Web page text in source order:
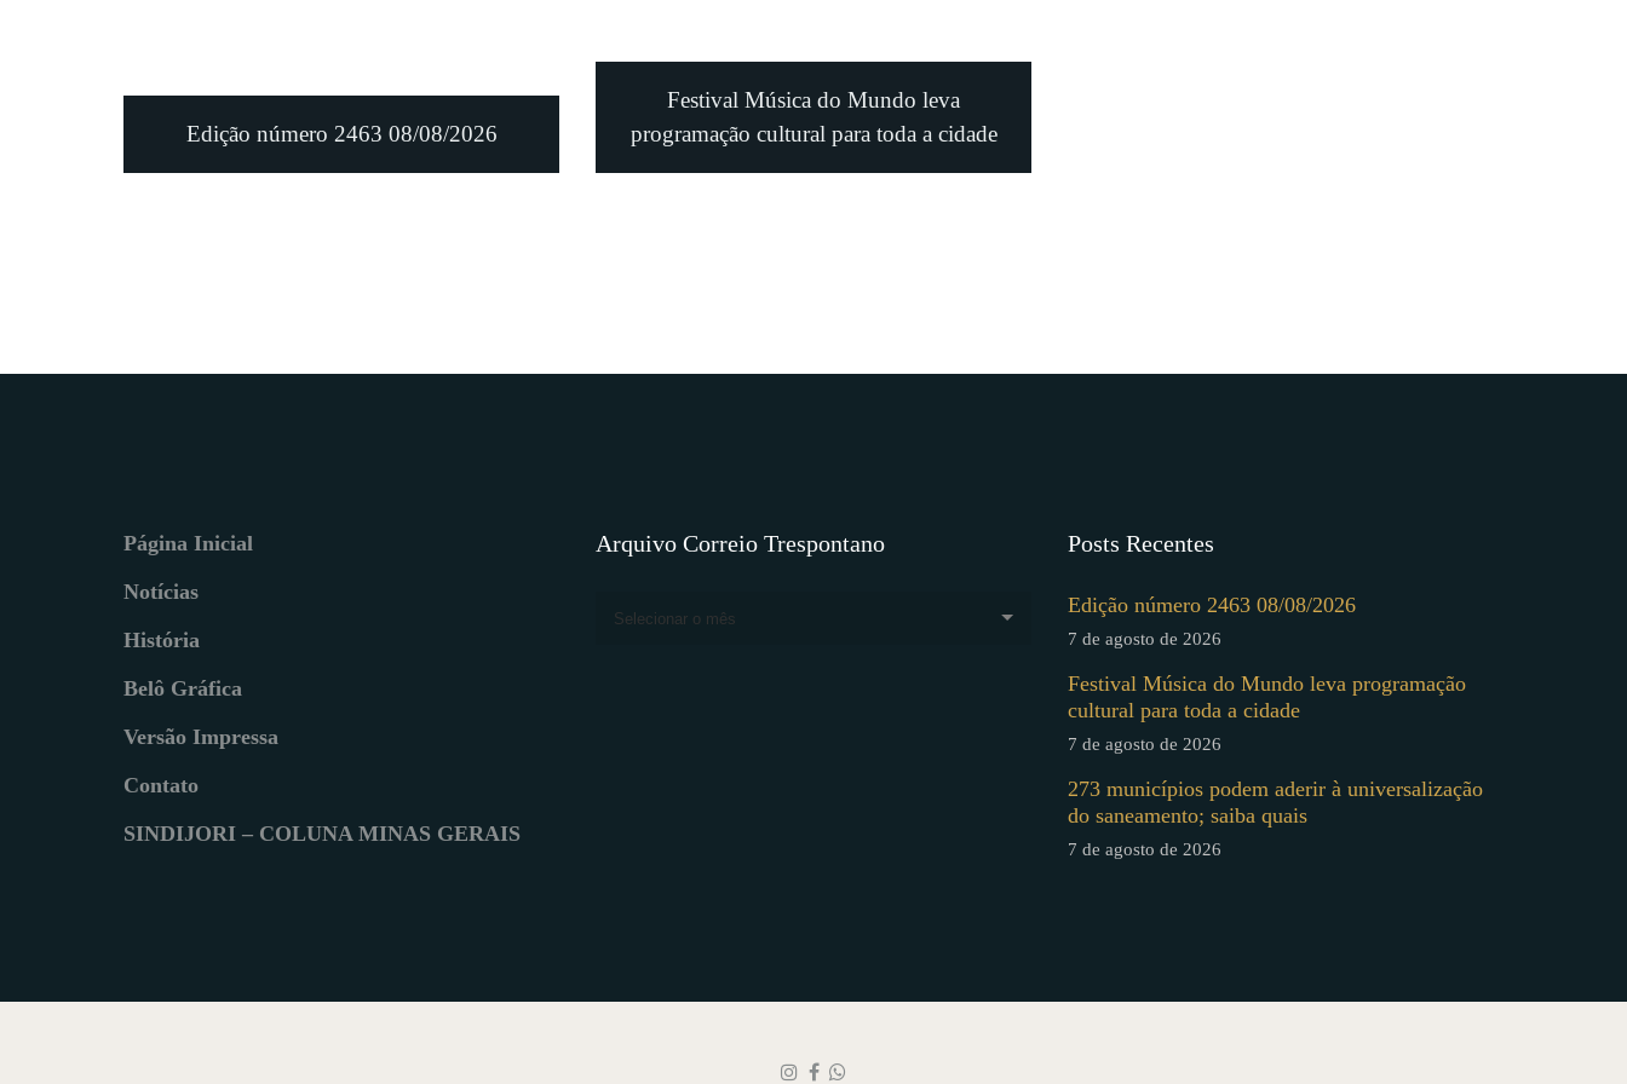
Edição número 2463 08/08/2026
Festival Música do Mundo leva
programação cultural para toda a cidade
Página Inicial
Notícias
História
Belô Gráfica
Versão Impressa
Contato
SINDIJORI – COLUNA MINAS GERAIS
Arquivo Correio Trespontano
Selecionar o mês
Posts Recentes
Edição número 2463 08/08/2026
7 de agosto de 2026
Festival Música do Mundo leva programação
cultural para toda a cidade
7 de agosto de 2026
273 municípios podem aderir à universalização
do saneamento; saiba quais
7 de agosto de 2026